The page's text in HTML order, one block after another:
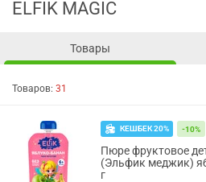
ELFIK MAGIC
Товары
Товаров: 31
КЕШБЕК 20% -10%
Пюре фруктовое
(Эльфик меджик)
г